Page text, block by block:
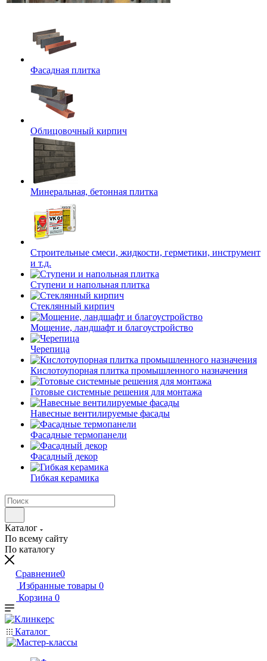
Фасадная плитка
Облицовочный кирпич
Минеральная, бетонная плитка
Строительные смеси, жидкости, герметики, инструмент
и т.д.
Ступени и напольная плитка
Cтеклянный кирпич
Мощение, ландшафт и благоустройство
Черепица
Кислотоупорная плитка промышленного назначения
Готовые системные решения для монтажа
Навесные вентилируемые фасады
Фасадные термопанели
Фасадный декор
Гибкая керамика
Каталог
По всему сайту
По каталогу
Сравнение0
Избранные товары 0
Корзина 0
Каталог